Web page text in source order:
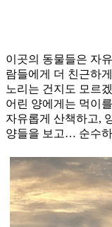
이곳의 동물들은 자
람들에게 더 친근하
노리는 건지도 모르
어린 양에게는 먹이
자유롭게 산책하고,
양들을 보고… 순수